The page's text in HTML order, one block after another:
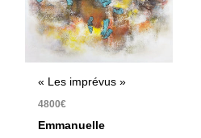
« Les imprévus »
4800€
Emmanuelle